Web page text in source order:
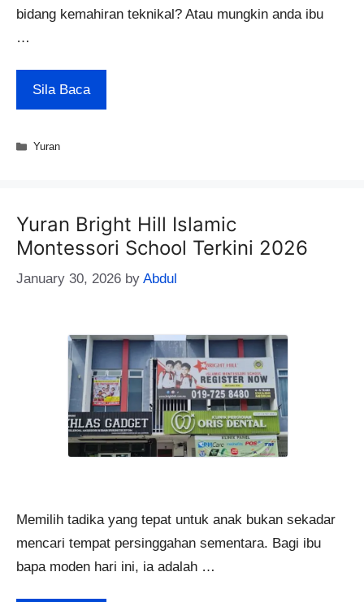
bidang kemahiran teknikal? Atau mungkin anda ibu
…
Sila Baca
Categories
Yuran
Yuran Bright Hill Islamic
Montessori School Terkini 2026
January 30, 2026 by Abdul
Memilih tadika yang tepat untuk anak bukan sekadar
mencari tempat persinggahan sementara. Bagi ibu
bapa moden hari ini, ia adalah …